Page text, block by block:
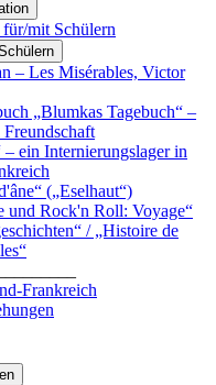
mit Schülern
– Les Misérables, Victor
„Blumkas Tagebuch“ –
Freundschaft
– ein Internierungslager in
(„Eselhaut“)
und Rock'n Roll: Voyage“
/ „Histoire de
Frankreich